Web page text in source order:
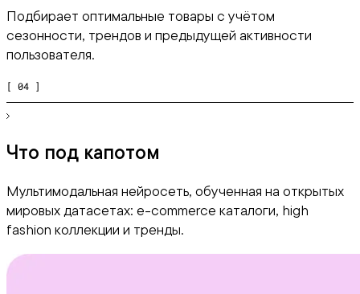
Подбирает оптимальные товары с учётом
сезонности, трендов и предыдущей активности
пользователя.
[ 04 ]
Что под капотом
Мультимодальная нейросеть, обученная на открытых
мировых датасетах: e-commerce каталоги, high
fashion коллекции и тренды.